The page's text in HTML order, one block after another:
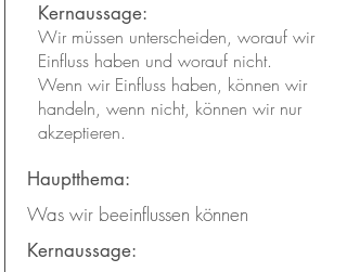
Kernaussage:
Wir müssen unterscheiden, worauf wir
Einfluss haben und worauf nicht.
Wenn wir Einfluss haben, können wir
handeln, wenn nicht, können wir nur
akzeptieren.
Hauptthema:
Was wir beeinflussen können
Kernaussage: